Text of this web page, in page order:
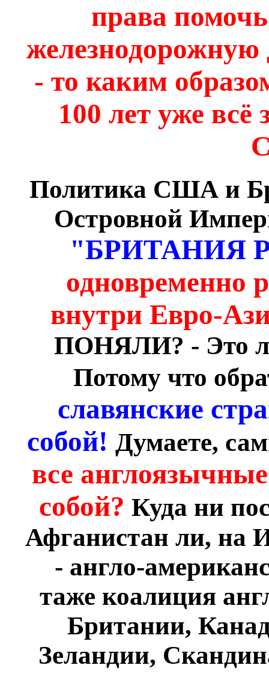
права
железнодорожную
- то каким
100 лет уже всё
Политика США и
Островной
"БРИТАНИЯ
одновременно
внутри Евро-
ПОНЯЛИ? - Это
Потому что
славянские
собой! Думаете,
все
собой? Куда ни
Афганистан ли, на
- англо-
таже коалиция
Британии,
Зеландии,